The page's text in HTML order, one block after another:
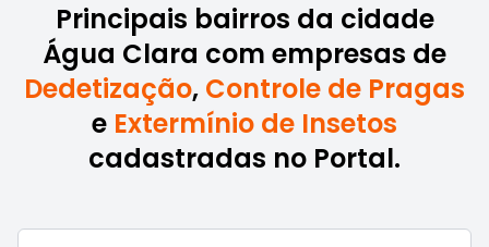
Principais bairros da cidade
Água Clara com empresas de
Dedetização, Controle de Pragas
e Extermínio de Insetos
cadastradas no Portal.